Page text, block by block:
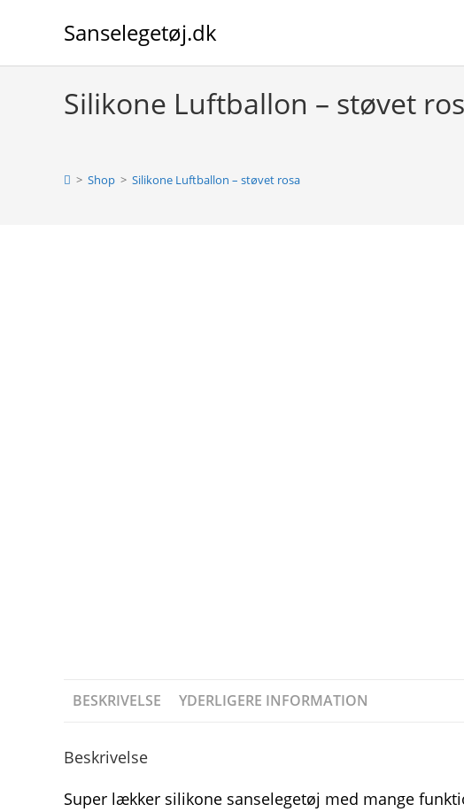
Sanselegetøj.dk
Silikone Luftballon – støvet
> Shop > Silikone Luftballon – støvet rosa
BESKRIVELSE YDERLIGERE INFORMATION
Beskrivelse
Super lækker silikone sanselegetøj med mange